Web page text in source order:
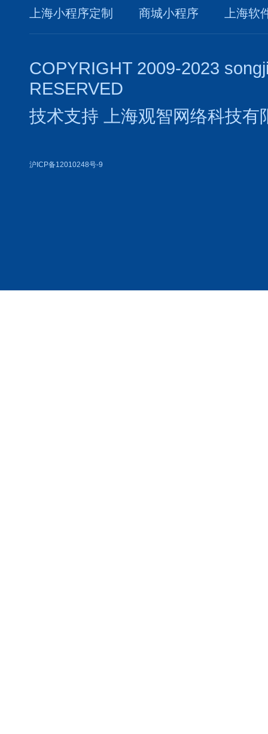
上海小程序定制 商城小程序 上海软
COPYRIGHT 2009-2023
RESERVED
技术支持
上海观智网络科技有
沪ICP备12010248号-9